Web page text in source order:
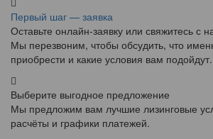
Первый шаг — заявка
Оставьте онлайн-заявку или свяжитесь с
Мы перезвоним, чтобы обсудить, что
приобрести и какие условия вам подойдут.
Выберите выгодное предложение
Мы предложим вам лучшие лизинговые
расчёты и графики платежей.